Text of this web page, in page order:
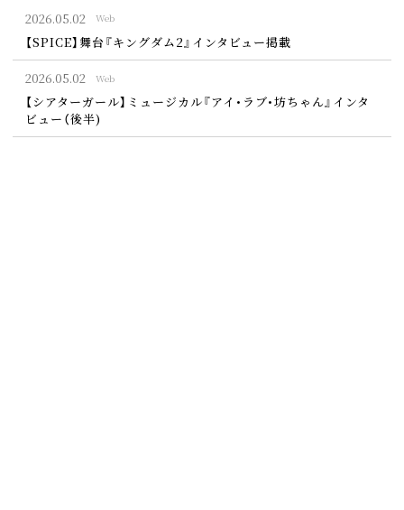
2026.05.02 Web
【SPICE】舞台『キングダム2』インタビュー掲載
2026.05.02 Web
【シアターガール】ミュージカル『アイ・ラブ・坊ちゃん』インタ
ビュー（後半)